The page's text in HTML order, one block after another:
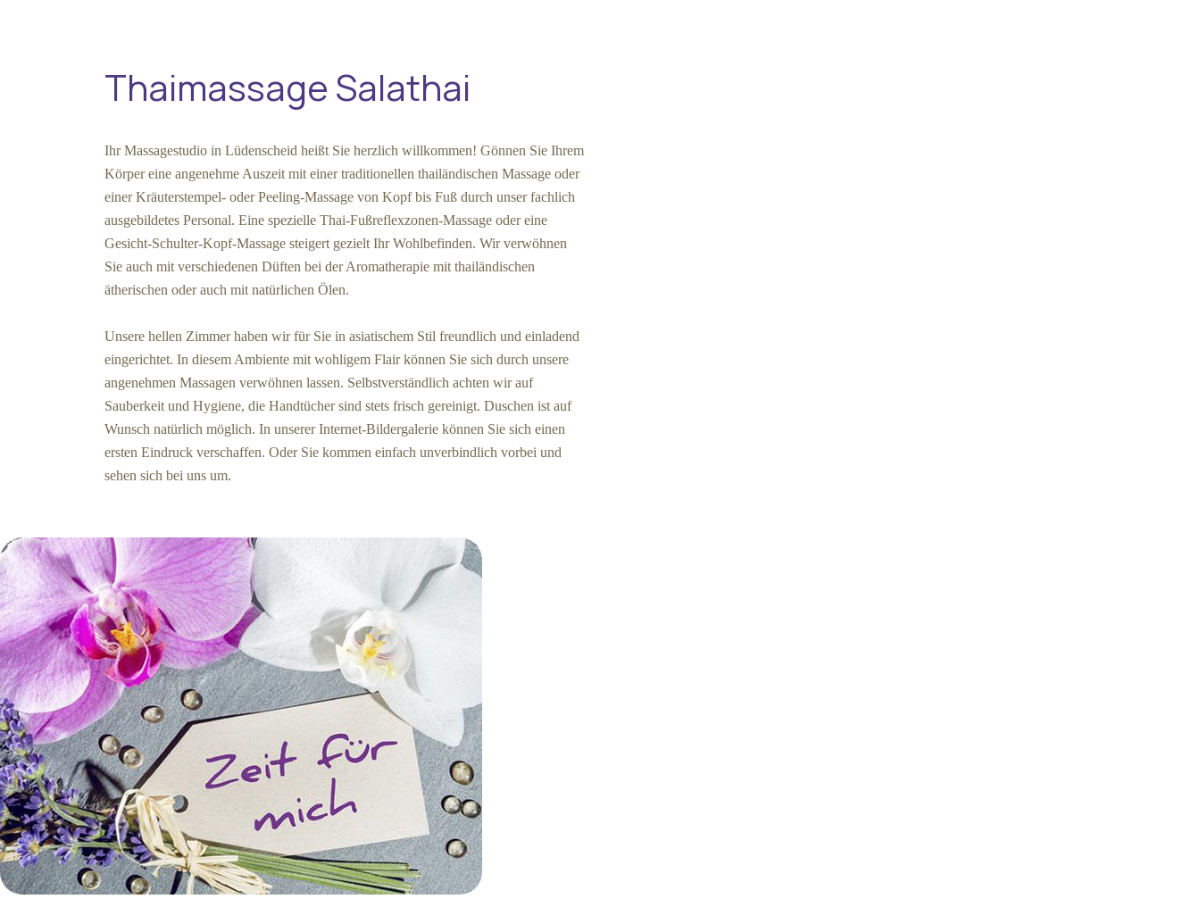
Thaimassage Salathai
Ihr Massagestudio in Lüdenscheid heißt Sie herzlich willkommen! Gönnen Sie Ihrem
Körper eine angenehme Auszeit mit einer traditionellen thailändischen Massage oder
einer Kräuterstempel- oder Peeling-Massage von Kopf bis Fuß durch unser fachlich
ausgebildetes Personal. Eine spezielle Thai-Fußreflexzonen-Massage oder eine
Gesicht-Schulter-Kopf-Massage steigert gezielt Ihr Wohlbefinden. Wir verwöhnen
Sie auch mit verschiedenen Düften bei der Aromatherapie mit thailändischen
ätherischen oder auch mit natürlichen Ölen.
Unsere hellen Zimmer haben wir für Sie in asiatischem Stil freundlich und einladend
eingerichtet. In diesem Ambiente mit wohligem Flair können Sie sich durch unsere
angenehmen Massagen verwöhnen lassen. Selbstverständlich achten wir auf
Sauberkeit und Hygiene, die Handtücher sind stets frisch gereinigt. Duschen ist auf
Wunsch natürlich möglich. In unserer Internet-Bildergalerie können Sie sich einen
ersten Eindruck verschaffen. Oder Sie kommen einfach unverbindlich vorbei und
sehen sich bei uns um.